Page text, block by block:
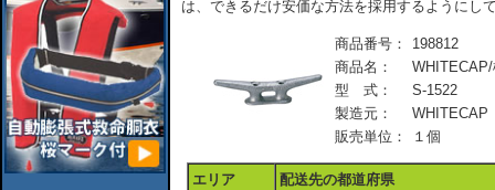
は、できるだけ安価な方法を採用するようにし
商品番号：
198812
商品名：
型 式：
S-1522
製造元：
WHITECAP
販売単位：
１個
エリア 配送先の都道府県